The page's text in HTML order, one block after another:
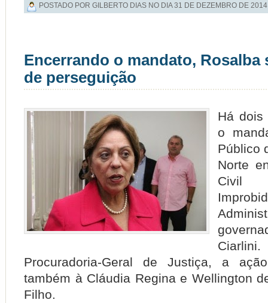
POSTADO POR GILBERTO DIAS NO DIA31 DE DEZEMBRO DE 2014
Encerrando o mandato, Rosalba
de perseguição
Há dois
o
Público
Norte
Civil
Procuradoria-Geral de Justiça, a
também à Cláudia Regina e Wellington
Filho.